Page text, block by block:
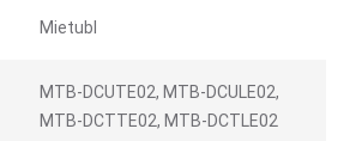
Mietubl
MTB-DCUTE02, MTB-DCULE02,
MTB-DCTTE02, MTB-DCTLE02